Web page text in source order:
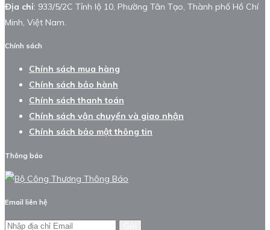
Địa chỉ: 933/5/2C Tỉnh lộ 10, Phường Tân Tạo, Thành phố Hồ Chí
Minh, Việt Nam.
Chính sách
Chính sách mua hàng
Chính sách bảo hành
Chính sách thanh toán
Chính sách vận chuyển và giao nhận
Chính sách bảo mật thông tin
Thông báo
Email liên hệ